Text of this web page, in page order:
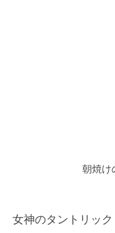
朝焼け
女神のタントリッ